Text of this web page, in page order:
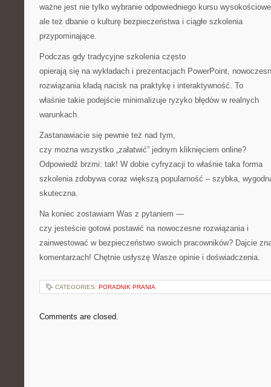
ważne jest nie tylko wybranie odpowiedniego kursu
ale też dbanie o kulturę bezpieczeństwa i ciągłe szkolenia
przypominające.
Podczas gdy tradycyjne szkolenia często
opierają się na wykładach i prezentacjach PowerPoint,
rozwiązania kładą nacisk na praktykę i interaktywność. To
właśnie takie podejście minimalizuje ryzyko błędów w realnych
warunkach.
Zastanawiacie się pewnie też nad tym,
czy można wszystko „załatwić” jednym kliknięciem online?
Odpowiedź brzmi: tak! W dobie cyfryzacji to właśnie taka forma
szkolenia zdobywa coraz większą popularność – szybka,
skuteczna.
Na koniec zostawiam Was z pytaniem —
czy jesteście gotowi postawić na nowoczesne rozwiązania i
zainwestować w bezpieczeństwo swoich pracowników? Dajcie
komentarzach! Chętnie usłyszę Wasze opinie i doświadczenia.
CATEGORIES: PORADNIK PRANIA
Comments are closed.